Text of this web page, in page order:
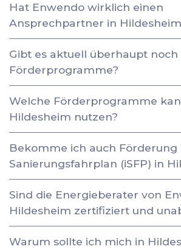
Hat Enwendo wirklich einen
Ansprechpartner in
Gibt es aktuell überhaupt noch
Förderprogramme?
Welche Förderprogramme
Hildesheim nutzen?
Bekomme ich auch Förderung
Sanierungsfahrplan (iSFP) in
Sind die Energieberater von
Hildesheim zertifiziert und
Warum sollte ich mich in